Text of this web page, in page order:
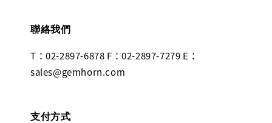
聯絡我們
T：02-2897-6878 F：02-2897-7279 E：
sales@gemhorn.com
支付方式